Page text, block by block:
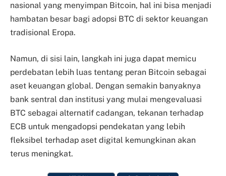
nasional yang menyimpan Bitcoin, hal ini bisa menjadi
hambatan besar bagi adopsi BTC di sektor keuangan
tradisional Eropa.
Namun, di sisi lain, langkah ini juga dapat memicu
perdebatan lebih luas tentang peran Bitcoin sebagai
aset keuangan global. Dengan semakin banyaknya
bank sentral dan institusi yang mulai mengevaluasi
BTC sebagai alternatif cadangan, tekanan terhadap
ECB untuk mengadopsi pendekatan yang lebih
fleksibel terhadap aset digital kemungkinan akan
terus meningkat.